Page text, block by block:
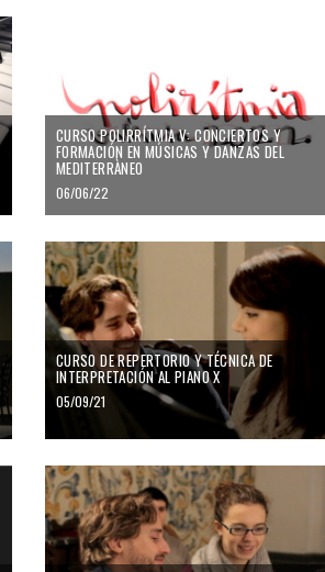
CURSO POLIRRÍTMIA V: CONCIERTOS Y
FORMACIÓN EN MÚSICAS Y DANZAS DEL
MEDITERRÀNEO
06/06/22
CURSO DE REPERTORIO Y TÉCNICA DE
INTERPRETACIÓN AL PIANO X
05/09/21